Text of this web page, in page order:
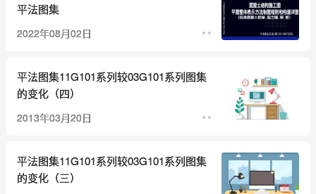
平法图集
2022年08月02日
平法图集11G101系列较03G101系列图集
的变化（四）
2013年03月20日
平法图集11G101系列较03G101系列图集
的变化（三）